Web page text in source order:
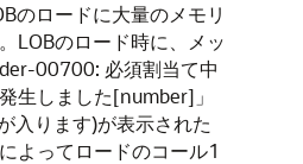
のロードに大量のメモリ
LOBのロード時に、メッ
00700: 必須割当て中
生しました[number]」
入ります)が表示された
よってロードのコール1